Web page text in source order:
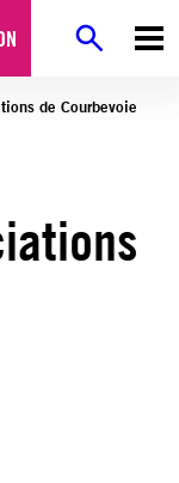
de Courbevoie